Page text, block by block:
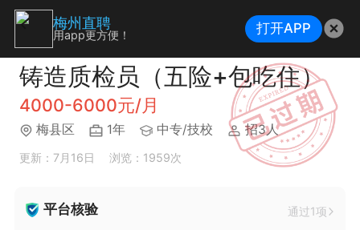
铸造质检员（五险+包吃住）
4000-6000元/月
梅县区 1年 中专/技校 招3人
更新：7月16日 浏览：1959次
平台核验 通过1项
梅州直聘
用app更方便！ 打开APP